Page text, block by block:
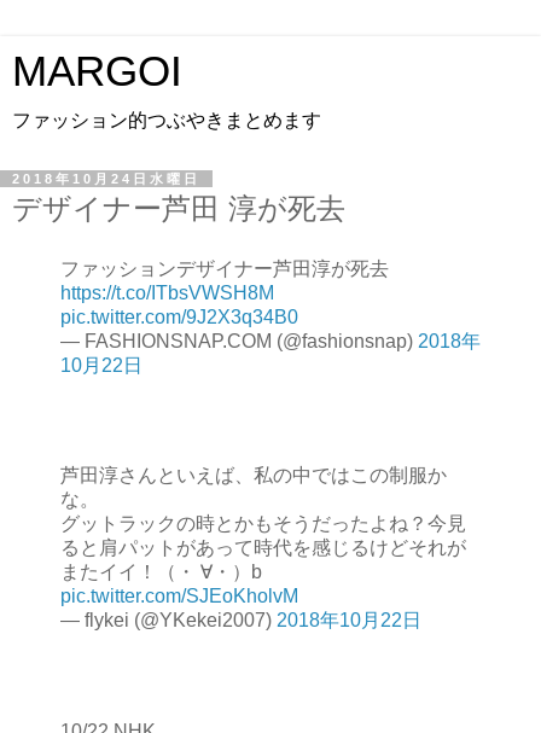
MARGOI
ファッション的つぶやきまとめます
2018年10月24日水曜日
デザイナー芦田 淳が死去
ファッションデザイナー芦田淳が死去
https://t.co/ITbsVWSH8M
pic.twitter.com/9J2X3q34B0
— FASHIONSNAP.COM (@fashionsnap) 2018年
10月22日
芦田淳さんといえば、私の中ではこの制服か
な。
グットラックの時とかもそうだったよね？今見
ると肩パットがあって時代を感じるけどそれが
またイイ！（・ ∀・）b
pic.twitter.com/SJEoKholvM
— flykei (@YKekei2007) 2018年10月22日